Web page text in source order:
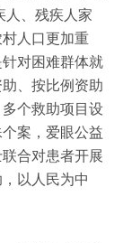
人、残疾人家
人口更加重
对困难群体就
、按比例资助
个救助项目设
案，爱眼公益
合对患者开展
以人民为中